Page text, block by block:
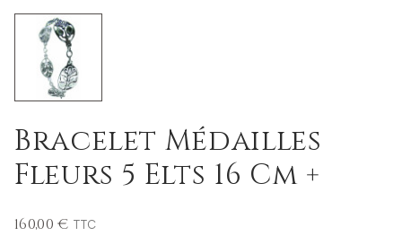
Bracelet Médailles
Fleurs 5 Elts 16 Cm +
160,00 € TTC